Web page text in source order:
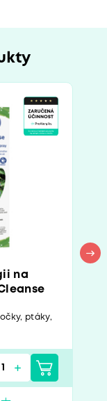
na
ptáky,